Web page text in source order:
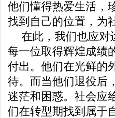
他们懂得热爱生活，
找到自己的位置，为
在此，我们也应对
每一位取得辉煌成绩
付出。他们在光鲜的
待。而当他们退役后
迷茫和困惑。社会应
们在转型期找到属于